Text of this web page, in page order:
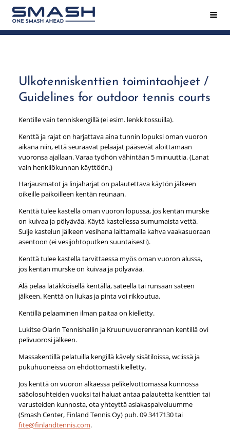
Siirry
sivun
sisältöön
Smash ry - Suomen suurin mailapeliseura
Ulkotenniskenttien toimintaohjeet /
Guidelines for outdoor tennis courts
Kentille vain tenniskengillä (ei esim. lenkkitossuilla).
Kenttä ja rajat on harjattava aina tunnin lopuksi oman vuoron
aikana niin, että seuraavat pelaajat pääsevät aloittamaan
vuoronsa ajallaan. Varaa työhön vähintään 5 minuuttia. (Lanat
vain henkilökunnan käyttöön.)
Harjausmatot ja linjaharjat on palautettava käytön jälkeen
oikeille paikoilleen kentän reunaan.
Kenttä tulee kastella oman vuoron lopussa, jos kentän murske
on kuivaa ja pölyävää. Käytä kastellessa sumumaista vettä.
Sulje kastelun jälkeen vesihana laittamalla kahva vaakasuoraan
asentoon (ei vesijohtoputken suuntaisesti).
Kenttä tulee kastella tarvittaessa myös oman vuoron alussa,
jos kentän murske on kuivaa ja pölyävää.
Älä pelaa lätäkköisellä kentällä, sateella tai runsaan sateen
jälkeen. Kenttä on liukas ja pinta voi rikkoutua.
Kentillä pelaaminen ilman paitaa on kielletty.
Lukitse Olarin Tennishallin ja Kruunuvuorenrannan kentillä ovi
pelivuorosi jälkeen.
Massakentillä pelatuilla kengillä kävely sisätiloissa, wc:issä ja
pukuhuoneissa on ehdottomasti kielletty.
Jos kenttä on vuoron alkaessa pelikelvottomassa kunnossa
sääolosuhteiden vuoksi tai haluat antaa palautetta kenttien tai
varusteiden kunnosta, ota yhteyttä asiakaspalveluumme
(Smash Center, Finland Tennis Oy) puh. 09 3417130 tai
fite@finlandtennis.com.